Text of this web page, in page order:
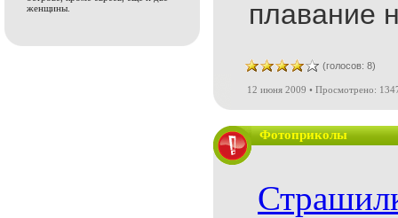
женщины.
плавание
(голосов: 8)
12 июня 2009 • Просмотрено:
Фотоприколы